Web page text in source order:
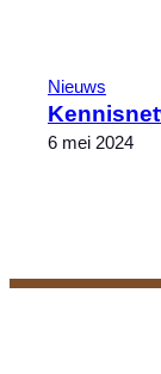
Nieuws
6 mei 2024